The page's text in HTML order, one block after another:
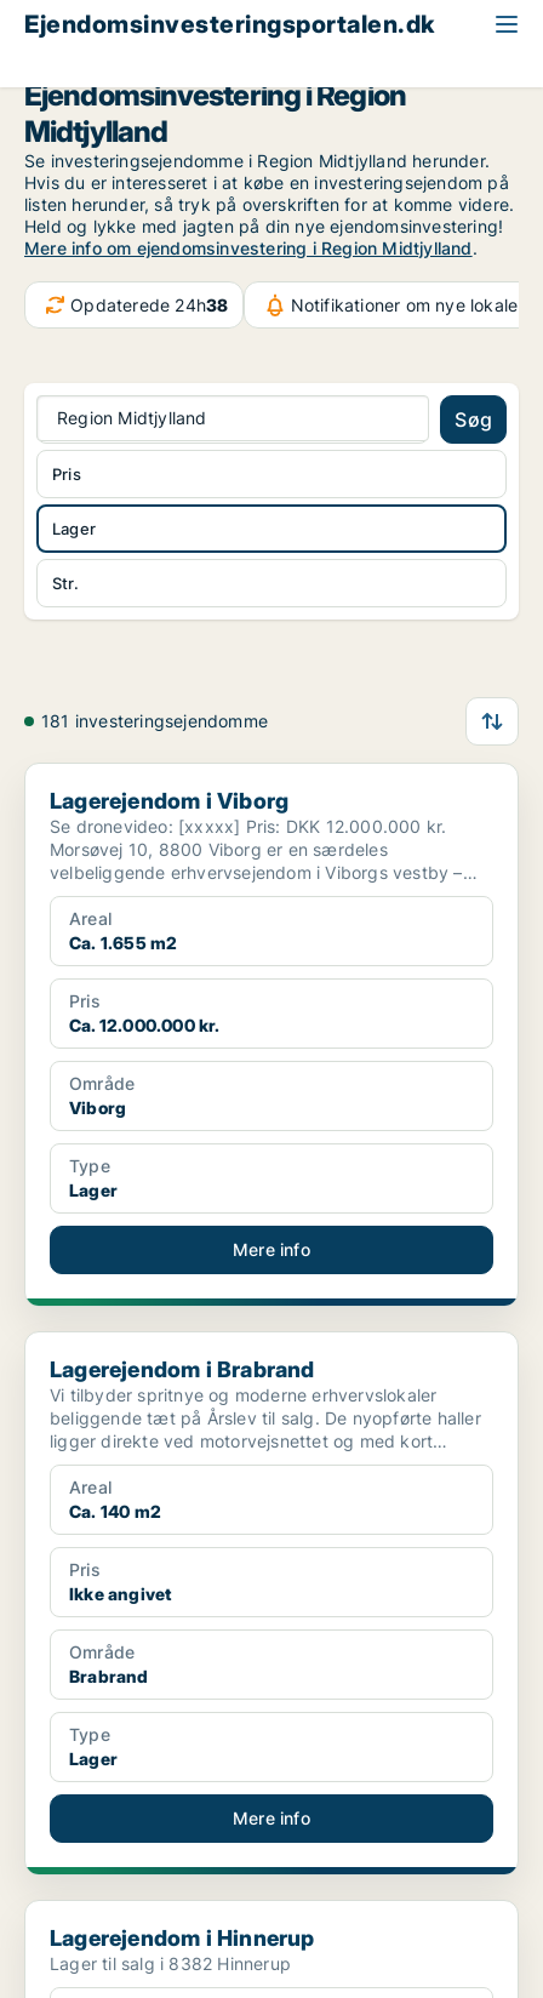
Ejendomsinvesteringsportalen.dk
Ejendomsinvestering i Region
Midtjylland
Se investeringsejendomme i Region Midtjylland herunder.
Hvis du er interesseret i at købe en investeringsejendom på
listen herunder, så tryk på overskriften for at komme videre.
Held og lykke med jagten på din nye ejendomsinvestering!
Mere info om ejendomsinvestering i Region Midtjylland.
Opdaterede 24h38 Notifikationer om nye lokaler
Region Midtjylland Søg
Lager
Str.
Pris
181 investeringsejendomme
Lagerejendom i Viborg
Lagerejendom i Viborg
Se dronevideo: [xxxxx] Pris: DKK 12.000.000 kr.
Morsøvej 10, 8800 Viborg er en særdeles
velbeliggende erhvervsejendom i Viborgs vestby –
strategisk pla...
Areal
Ca. 1.655 m2
Pris
Ca. 12.000.000 kr.
Område
Viborg
Type
Lager
Mere info
Lagerejendom i Brabrand
Lagerejendom i Brabrand
Vi tilbyder spritnye og moderne erhvervslokaler
beliggende tæt på Årslev til salg. De nyopførte haller
ligger direkte ved motorvejsnettet og med kort
afstand...
Areal
Ca. 140 m2
Pris
Ikke angivet
Område
Brabrand
Type
Lager
Mere info
Lagerejendom i Hinnerup
Lagerejendom i Hinnerup
Lager til salg i 8382 Hinnerup